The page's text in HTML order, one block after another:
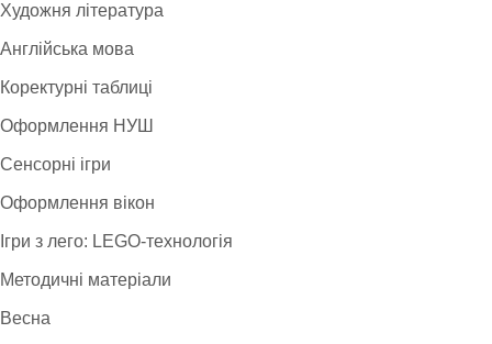
Художня література
Англійська мова
Коректурні таблиці
Оформлення НУШ
Сенсорні ігри
Оформлення вікон
Ігри з лего: LEGO-технологія
Методичні матеріали
Весна